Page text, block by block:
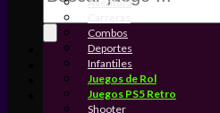
productos
Carreras
Combos
Deportes
Infantiles
Juegos de Rol
Juegos PS5 Retro
Shooter